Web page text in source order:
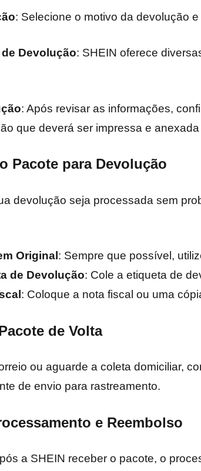
: Selecione o motivo da devolução
Devolução: SHEIN oferece
: Após revisar as informações,
que deverá ser impressa e
Pacote para Devolução
devolução seja processada sem
Original : Sempre que possível,
de Devolução: Cole a etiqueta de
: Coloque a nota fiscal ou uma
de Volta
ou aguarde a coleta domiciliar,
de envio para rastreamento.
e Reembolso
a SHEIN receber o pacote, o